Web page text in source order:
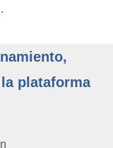
plataforma